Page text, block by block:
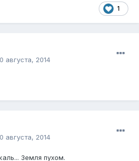
1
августа, 2014
августа, 2014
Земля пухом.